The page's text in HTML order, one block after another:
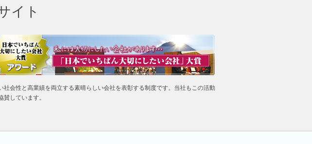
イト
社会性と高業績を両立する素晴らしい会社を表彰する制度です。当社もこの活動
賛しています。